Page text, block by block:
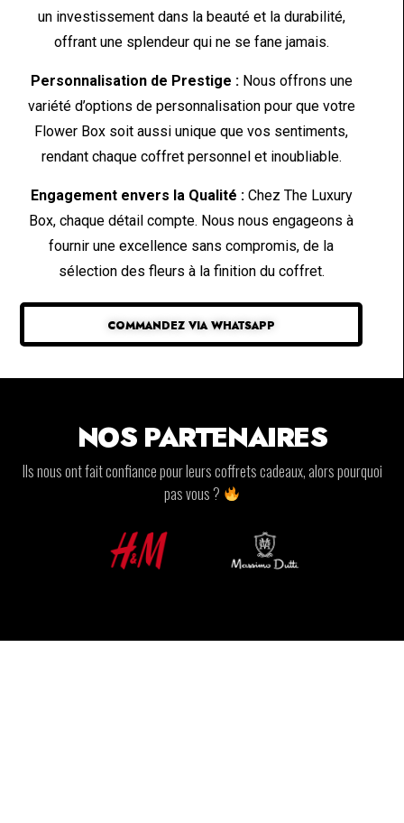
un investissement dans la beauté et la durabilité,
offrant une splendeur qui ne se fane jamais.
Personnalisation de Prestige :Nous offrons une
variété d’options de personnalisation pour que votre
Flower Box soit aussi unique que vos sentiments,
rendant chaque coffret personnel et inoubliable.
Engagement envers la Qualité :Chez The Luxury
Box, chaque détail compte. Nous nous engageons à
fournir une excellence sans compromis, de la
sélection des fleurs à la finition du coffret.
COMMANDEZ VIA WHATSAPP
NOS PARTENAIRES
Ils nous ont fait confiance pour leurs coffrets cadeaux, alors pourquoi
pas vous ?